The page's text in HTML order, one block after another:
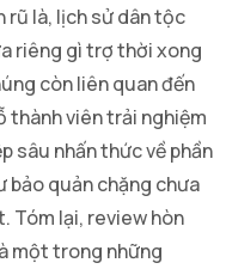
rũ là, lịch sử dân tộc
riêng gì trợ thời xong
còn liên quan đến
thành viên trải nghiệm
sâu nhấn thức về phần
bảo quản chặng chưa
Tóm lại, review hòn
một trong những